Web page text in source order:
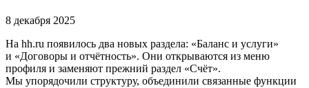
8 декабря 2025
На hh.ru появилось два новых раздела: «Баланс и услуги»
и «Договоры и отчётность». Они открываются из меню
профиля и заменяют прежний раздел «Счёт».
Мы упорядочили структуру, объединили связанные функции